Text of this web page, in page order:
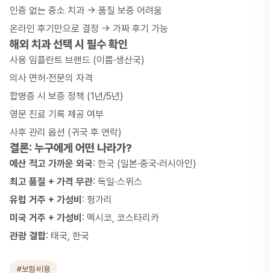
인증 없는 중소 치과 → 품질 보증 어려움
온라인 후기만으로 결정 → 가짜 후기 가능
해외 치과 선택 시 필수 확인
사용 임플란트 브랜드 (이름·생산국)
의사 면허·전문의 자격
합병증 시 보증 정책 (1년/5년)
영문 진료 기록 제공 여부
사후 관리 옵션 (귀국 후 연락)
결론: 누구에게 어떤 나라가?
예산 적고 가까운 외국: 한국 (일본·중국·러시아인)
최고 품질 + 가격 무관: 독일·스위스
유럽 거주 + 가성비 : 헝가리
미국 거주 + 가성비 : 멕시코, 코스타리카
관광 결합: 태국, 한국
#보험·비용